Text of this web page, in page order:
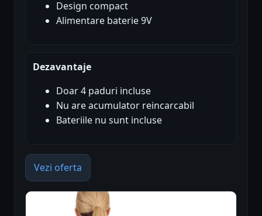
Design compact
Alimentare baterie 9V
Dezavantaje
Doar 4 paduri incluse
Nu are acumulator reincarcabil
Bateriile nu sunt incluse
Vezi oferta